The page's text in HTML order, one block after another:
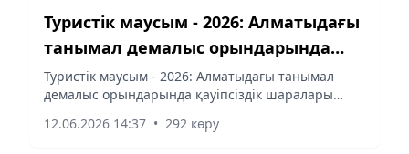
Туристік маусым - 2026: Алматыдағы
танымал демалыс орындарында
қауіпсіздік шаралары күшейтілді
Туристік маусым - 2026: Алматыдағы танымал
демалыс орындарында қауіпсіздік шаралары
12.06.2026 14:37 • 292 көру